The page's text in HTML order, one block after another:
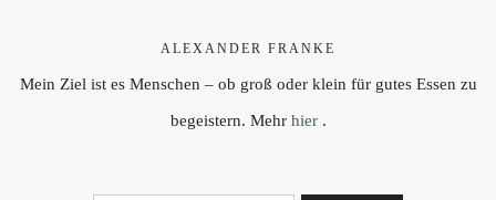
ALEXANDER FRANKE
Mein Ziel ist es Menschen – ob groß oder klein für gutes Essen zu
begeistern. Mehr hier.